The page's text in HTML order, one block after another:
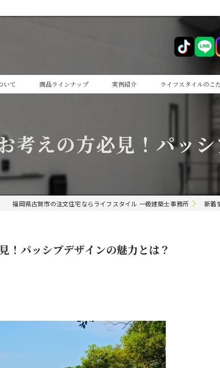
いて 商品ラインナップ
cocoiro+
実例紹介 ライフスタイルのこ
考えの方必見！パッ
福岡県古賀市の注文住宅ならライフスタイル 一級建築士事務所 新着
！パッシブデザインの魅力とは？